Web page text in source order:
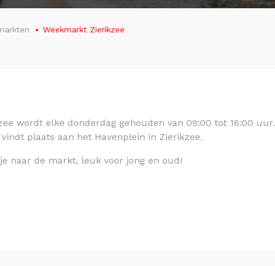
Weekmarkt Zierikzee
wordt elke donderdag gehouden van 09:00 tot 16:00 uur.
plaats aan het Havenplein in Zierikzee.
naar de markt, leuk voor jong en oud!